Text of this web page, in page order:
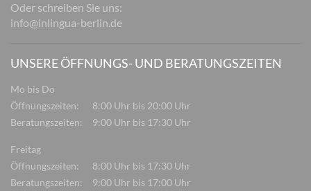
Oder schreiben Sie uns:
info@inlingua-berlin.de
UNSERE ÖFFNUNGS- UND BERATUNGSZEITEN
Mo bis Do
Öffnungszeiten:
8:00 Uhr bis 20:00 Uhr
Beratungszeiten:
9:00 Uhr bis 17:30 Uhr
Freitag
Öffnungszeiten:
8:00 Uhr bis 17:30 Uhr
Beratungszeiten:
9:00 Uhr bis 17:00 Uhr